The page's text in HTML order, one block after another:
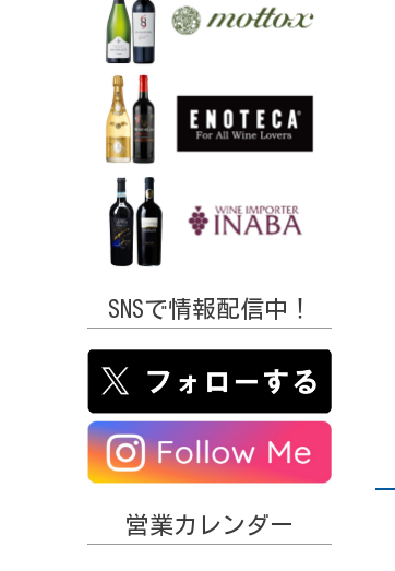
SNSで情報配信中！
営業カレンダー